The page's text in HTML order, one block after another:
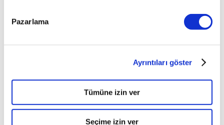
Pazarlama
Ayrıntıları göster
Tümüne izin ver
Seçime izin ver